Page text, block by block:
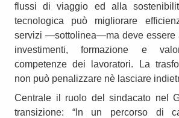
flussi di viaggio ed alla
tecnologica può migliorare
servizi —sottolinea—ma deve essere
investimenti, formazione e
competenze dei lavoratori. La
non può penalizzare nè lasciare
Centrale il ruolo del sindacato nel
transizione: “In un percorso di